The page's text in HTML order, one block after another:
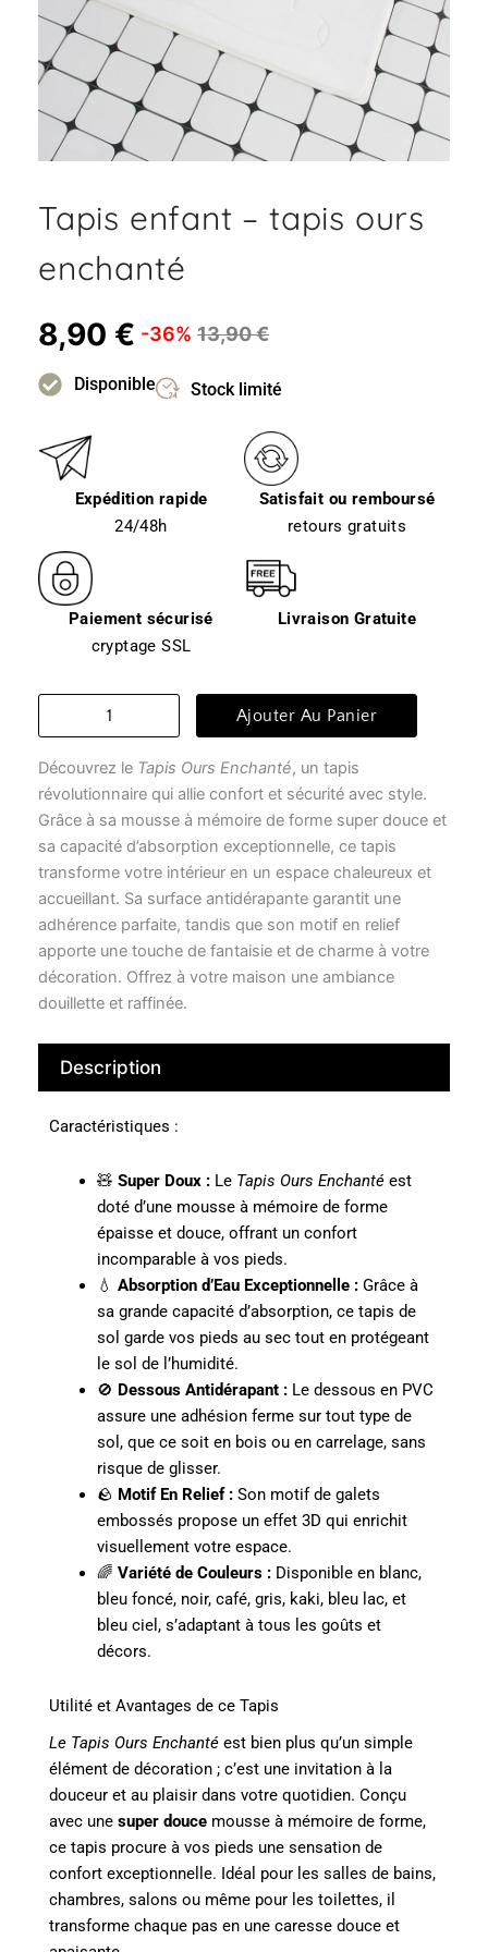
Tapis enfant – tapis ours
enchanté
8,90 € -36% 13,90€
Disponible Stock limité
Expédition rapide
24/48h
Satisfait ou remboursé
retours gratuits
Paiement sécurisé
cryptage SSL
Livraison Gratuite
quantité
enfant
-
tapis
enchanté
Ajouter Au Panier
Découvrez le Tapis Ours Enchanté, un tapis
révolutionnaire qui allie confort et sécurité avec style.
Grâce à sa mousse à mémoire de forme super douce et
sa capacité d’absorption exceptionnelle, ce tapis
transforme votre intérieur en un espace chaleureux et
accueillant. Sa surface antidérapante garantit une
adhérence parfaite, tandis que son motif en relief
apporte une touche de fantaisie et de charme à votre
décoration. Offrez à votre maison une ambiance
douillette et raffinée.
Description
Caractéristiques :
🧸 Super Doux :Le Tapis Ours Enchantéest
doté d’une mousse à mémoire de forme
épaisse et douce, offrant un confort
incomparable à vos pieds.
💧 Absorption d’Eau Exceptionnelle :Grâce à
sa grande capacité d’absorption, ce tapis de
sol garde vos pieds au sec tout en protégeant
le sol de l’humidité.
🚫 Dessous Antidérapant :Le dessous en PVC
assure une adhésion ferme sur tout type de
sol, que ce soit en bois ou en carrelage, sans
risque de glisser.
🪨 Motif En Relief :Son motif de galets
embossés propose un effet 3D qui enrichit
visuellement votre espace.
🌈 Variété de Couleurs :Disponible en blanc,
bleu foncé, noir, café, gris, kaki, bleu lac, et
bleu ciel, s’adaptant à tous les goûts et
décors.
Utilité et Avantages de ce Tapis
Le Tapis Ours Enchanté est bien plus qu’un simple
élément de décoration ; c’est une invitation à la
douceur et au plaisir dans votre quotidien. Conçu
avec une super douce mousse à mémoire de forme,
ce tapis procure à vos pieds une sensation de
confort exceptionnelle. Idéal pour les salles de bains,
chambres, salons ou même pour les toilettes, il
transforme chaque pas en une caresse douce et